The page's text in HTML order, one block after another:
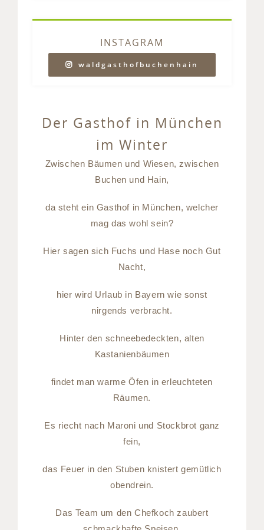
INSTAGRAM
waldgasthofbuchenhain
Der Gasthof in München
im Winter
Zwischen Bäumen und Wiesen, zwischen
Buchen und Hain,
da steht ein Gasthof in München, welcher
mag das wohl sein?
Hier sagen sich Fuchs und Hase noch Gut
Nacht,
hier wird Urlaub in Bayern wie sonst
nirgends verbracht.
Hinter den schneebedeckten, alten
Kastanienbäumen
findet man warme Öfen in erleuchteten
Räumen.
Es riecht nach Maroni und Stockbrot ganz
fein,
das Feuer in den Stuben knistert gemütlich
obendrein.
Das Team um den Chefkoch zaubert